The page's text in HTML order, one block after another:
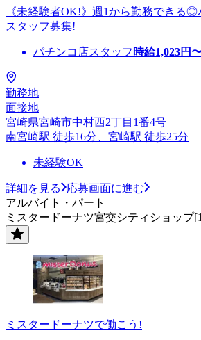
《未経験者OK!》週1から勤務できる
スタッフ募集!
パチンコ店スタッフ 時給1,023円
勤務地
面接地
宮崎県宮崎市中村西2丁目1番4号
南宮崎駅 徒歩16分、宮崎駅 徒歩25分
未経験OK
詳細を見る
応募画面に進む
アルバイト・パート
ミスタードーナツ宮交シティショップ
ミスタードーナツで働こう!